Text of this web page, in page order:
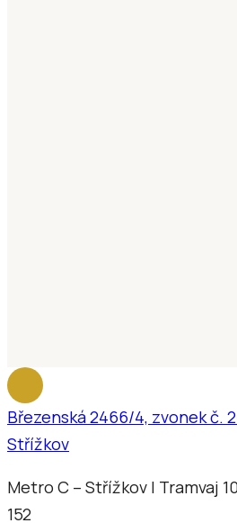
Březenská 2466/4, zvonek č.
Střížkov
Metro C – Střížkov | Tramvaj
152